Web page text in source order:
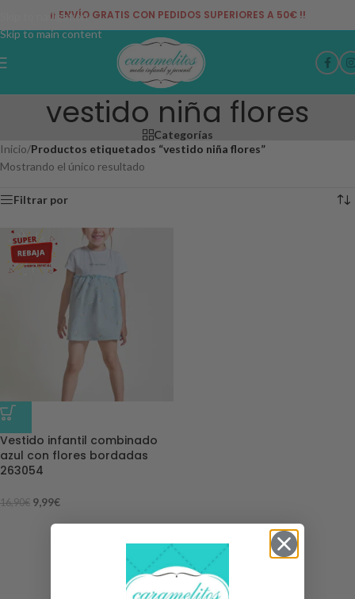
Skip to navigation
Skip to main content
¡¡ ENVÍO GRATIS CON PEDIDOS SUPERIORES A 50€ !!
vestido niña flores
Categorías
Inicio/Productos etiquetados “vestido niña flores”
Mostrando el único resultado
Filtrar por
-41%
Vestido infantil combinado
azul con flores bordadas
263054
16,90€ 9,99€